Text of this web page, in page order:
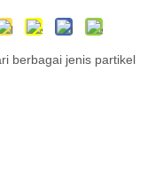
berbagai jenis partikel